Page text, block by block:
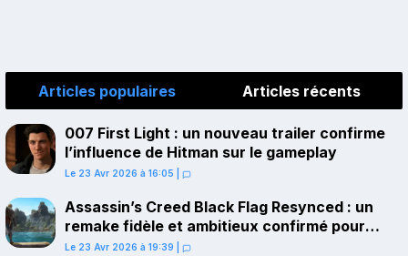
Articles populaires Articles récents
007 First Light : un nouveau trailer confirme
l’influence de Hitman sur le gameplay
Le 23 Avr 2026 à 16:05
Assassin’s Creed Black Flag Resynced : un
remake fidèle et ambitieux confirmé pour
juillet sur PS5
Le 23 Avr 2026 à 19:39